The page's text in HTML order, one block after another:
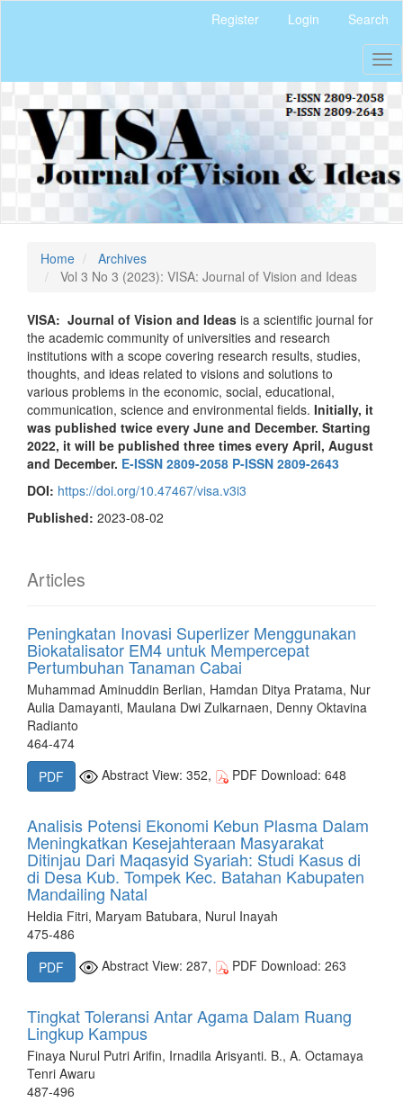
content
Navigation
Main
Content
Sidebar
Register Login Search
Home
Archives
Vol 3 No 3 (2023): VISA: Journal of Vision and Ideas
VISA: Journal of Vision and Ideas is a scientific journal for
the academic community of universities and research
institutions with a scope covering research results, studies,
thoughts, and ideas related to visions and solutions to
various problems in the economic, social, educational,
communication, science and environmental fields. Initially, it
was published twice every June and December. Starting
2022, it will be published three times every April, August
and December. E-ISSN 2809-2058 P-ISSN 2809-2643
DOI: https://doi.org/10.47467/visa.v3i3
Published: 2023-08-02
Articles
Peningkatan Inovasi Superlizer Menggunakan
Biokatalisator EM4 untuk Mempercepat
Pertumbuhan Tanaman Cabai
Muhammad Aminuddin Berlian, Hamdan Ditya Pratama, Nur
Aulia Damayanti, Maulana Dwi Zulkarnaen, Denny Oktavina
Radianto
464-474
PDF
Abstract View: 352, PDF Download: 648
Analisis Potensi Ekonomi Kebun Plasma Dalam
Meningkatkan Kesejahteraan Masyarakat
Ditinjau Dari Maqasyid Syariah: Studi Kasus di
di Desa Kub. Tompek Kec. Batahan Kabupaten
Mandailing Natal
Heldia Fitri, Maryam Batubara, Nurul Inayah
475-486
PDF
Abstract View: 287, PDF Download: 263
Tingkat Toleransi Antar Agama Dalam Ruang
Lingkup Kampus
Finaya Nurul Putri Arifin, Irnadila Arisyanti. B., A. Octamaya
Tenri Awaru
487-496